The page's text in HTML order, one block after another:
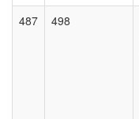
487 498